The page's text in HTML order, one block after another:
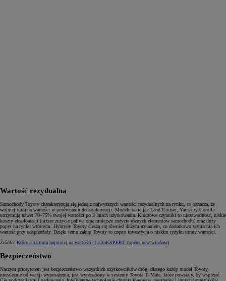
Wartość rezydualna
Samochody Toyoty charakteryzują się jedną z najwyższych wartości rezydualnych na rynku, co oznacza, że
wolniej tracą na wartości w porównaniu do konkurencji. Modele takie jak Land Cruiser, Yaris czy Corolla
utrzymują nawet 70–75% swojej wartości po 3 latach użytkowania. Kluczowe czynniki to niezawodność, niskie
koszty eksploatacji (niższe zużycie paliwa oraz mniejsze zużycie różnych elementów samochodu) oraz duży
popyt na rynku wtórnym. Hybrydy Toyoty cieszą się również dużym uznaniem, co dodatkowo wzmacnia ich
wartość przy odsprzedaży. Dzięki temu zakup Toyoty to często inwestycja o niskim ryzyku utraty wartości.
Źródło: Które auta tracą najmniej na wartości? | autoEXPERT. (opens new window)
Bezpieczeństwo
Naszym priorytetem jest bezpieczeństwo wszystkich użytkowników dróg, dlatego każdy model Toyoty,
niezależnie od wersji wyposażenia, jest wyposażony w systemy Toyota T–Mate, które powstały, by wspierać